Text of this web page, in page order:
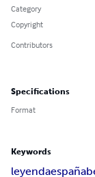
Category
Copyright
Contributors
Specifications
Format
Keywords
leyendaespaña